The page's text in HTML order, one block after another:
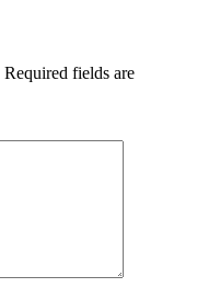
Required fields are